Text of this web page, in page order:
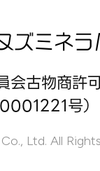
会古物商許
号）
Ltd. All